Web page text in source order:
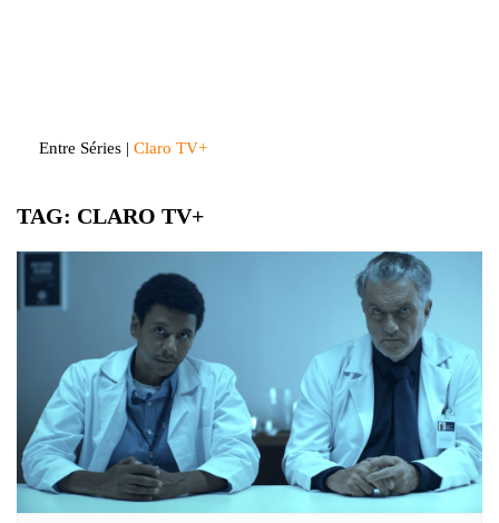
Entre Séries | Claro TV+
TAG: CLARO TV+